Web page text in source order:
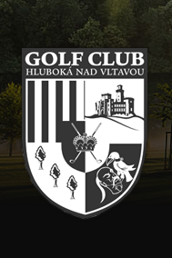
Golf klub Hluboká
nad Vltavou